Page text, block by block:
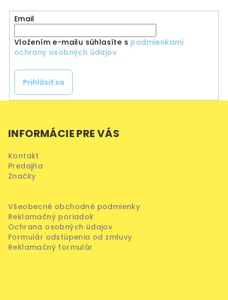
Email
Vložením e-mailu súhlasíte s podmienkami
ochrany osobných údajov
Prihlásiť sa
INFORMÁCIE PRE VÁS
Kontakt
Predajňa
Značky
Všeobecné obchodné podmienky
Reklamačný poriadok
Ochrana osobných údajov
Formulár odstúpenia od zmluvy
Reklamačný formulár